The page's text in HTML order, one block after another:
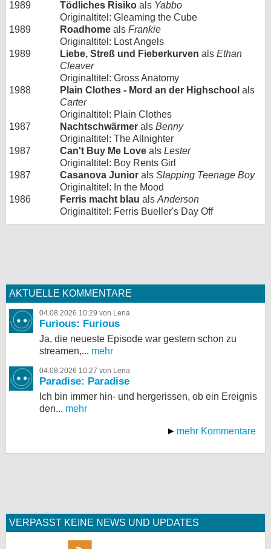
1989
Tödliches Risiko als Yabbo
Originaltitel: Gleaming the Cube
1989
Roadhome als Frankie
Originaltitel: Lost Angels
1989
Liebe, Streß und Fieberkurven als Ethan
Cleaver
Originaltitel: Gross Anatomy
1988
Plain Clothes - Mord an der Highschool als
Carter
Originaltitel: Plain Clothes
1987
Nachtschwärmer als Benny
Originaltitel: The Allnighter
1987
Can't Buy Me Love als Lester
Originaltitel: Boy Rents Girl
1987
Casanova Junior als Slapping Teenage Boy
Originaltitel: In the Mood
1986
Ferris macht blau als Anderson
Originaltitel: Ferris Bueller's Day Off
AKTUELLE KOMMENTARE
04.08.2026 10:29 von Lena
Furious: Furious
Ja, die neueste Episode war gestern schon zu
streamen,... mehr
04.08.2026 10:27 von Lena
Paradise: Paradise
Ich bin immer hin- und hergerissen, ob ein Ereignis
den... mehr
mehr Kommentare
VERPASST KEINE NEWS UND UPDATES